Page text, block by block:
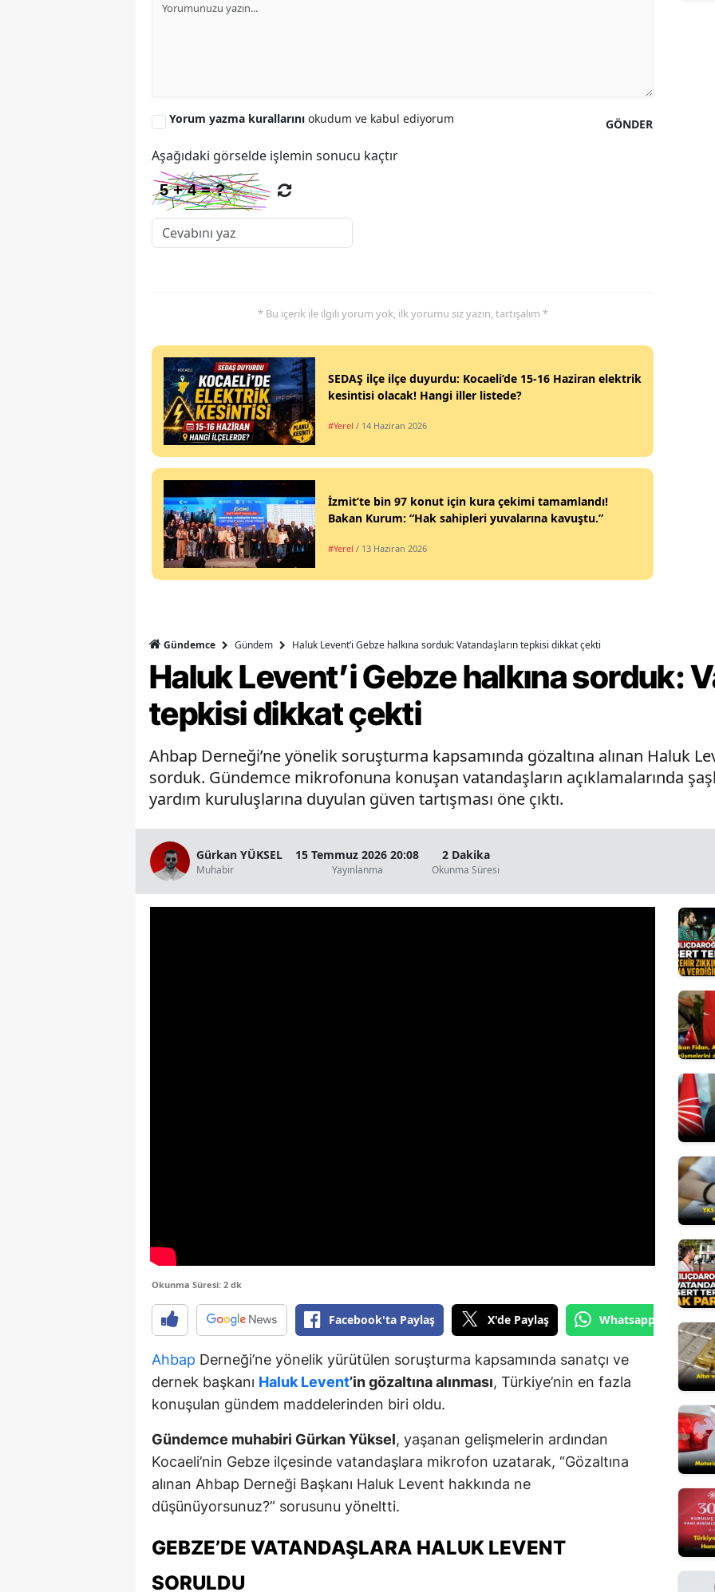
Kocaeli
Konya
Muş
Ordu
Siirt
Tekirdağ
Tunceli
Yozgat
Zonguldak
Aksaray
Bayburt
Karaman
Kırıkkale
Batman
Şırnak
Bartın
Ardahan
Yalova
Karabük
Kilis
Osmaniye
GÖNDER
Yorum yazma kurallarını okudum ve kabul ediyorum
Aşağıdaki görselde işlemin sonucu kaçtır
* Bu içerik ile ilgili yorum yok, ilk yorumu siz yazın, tartışalım *
SEDAŞ ilçe ilçe duyurdu: Kocaeli’de 15-16 Haziran elektrik
kesintisi olacak! Hangi iller listede?
#Yerel / 14 Haziran 2026
İzmit’te bin 97 konut için kura çekimi tamamlandı!
Bakan Kurum: “Hak sahipleri yuvalarına kavuştu.”
#Yerel / 13 Haziran 2026
Gündemce Gündem Haluk Levent’i Gebze halkına sorduk: Vatandaşların tepkisi dikkat çekti
Haluk Levent’i Gebze halkına sorduk:
tepkisi dikkat çekti
Ahbap Derneği’ne yönelik soruşturma kapsamında gözaltına alınan Haluk
sorduk. Gündemce mikrofonuna konuşan vatandaşların açıklamalarında
yardım kuruluşlarına duyulan güven tartışması öne çıktı.
Gürkan YÜKSEL
Muhabir
15 Temmuz 2026 20:08
Yayınlanma
2 Dakika
Okunma Süresi
Okunma Süresi: 2 dk
Facebook'ta Paylaş X'de Paylaş Whatsapp'tan
Ahbap Derneği’ne yönelik yürütülen soruşturma kapsamında sanatçı ve
dernek başkanı Haluk Levent’in gözaltına alınması, Türkiye’nin en fazla
konuşulan gündem maddelerinden biri oldu.
Gündemce muhabiri Gürkan Yüksel, yaşanan gelişmelerin ardından
Kocaeli’nin Gebze ilçesinde vatandaşlara mikrofon uzatarak, “Gözaltına
alınan Ahbap Derneği Başkanı Haluk Levent hakkında ne
düşünüyorsunuz?” sorusunu yöneltti.
GEBZE’DE VATANDAŞLARA HALUK LEVENT
SORULDU